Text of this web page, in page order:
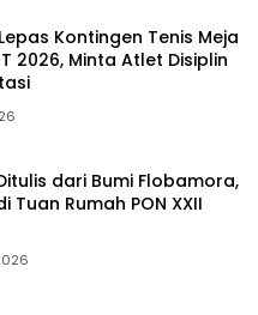
Kontingen Tenis Meja
2026, Minta Atlet Disiplin
dari Bumi Flobamora,
Tuan Rumah PON XXII